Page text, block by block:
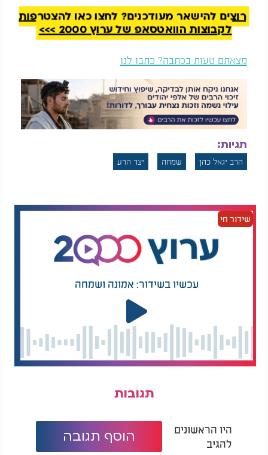
רוצים להישאר מעודכנים? לחצו כאן להצטרפות
לקבוצות הוואטסאפ של ערוץ 2000 >>>
מצאתם טעות בכתבה? כתבו לנו
תגיות:
הרב יגאל כהן שמחה יצר הרע
שידור חי
עכשיו בשידור: אמונה ושמחה
תגובות
היו הראשונים
להגיב
הוסף תגובה